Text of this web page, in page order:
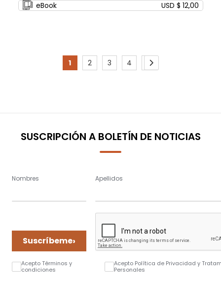
eBook
USD $ 12,00
Page
You're
page
1
Page
2
Page
3
Page
4
Page
5
Page
Siguiente
SUSCRIPCIÓN A BOLETÍN DE NOTICIAS
Nombres Apellidos
Suscríbeme›
Acepto Términos y
condiciones
Acepto Política de Privacidad y
Personales